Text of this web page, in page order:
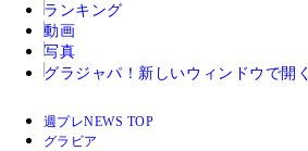
ランキング
動画
写真
グラジャパ！ 新しいウィンドウで開く
週プレNEWS TOP
グラビア